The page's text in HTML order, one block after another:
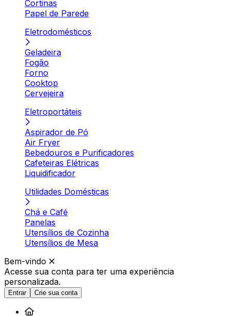
Cortinas
Papel de Parede
Eletrodomésticos
Geladeira
Fogão
Forno
Cooktop
Cervejeira
Eletroportáteis
Aspirador de Pó
Air Fryer
Bebedouros e Purificadores
Cafeteiras Elétricas
Liquidificador
Utilidades Domésticas
Chá e Café
Panelas
Utensílios de Cozinha
Utensílios de Mesa
Bem-vindo
Acesse sua conta para ter uma experiência
personalizada.
Entrar Crie sua conta